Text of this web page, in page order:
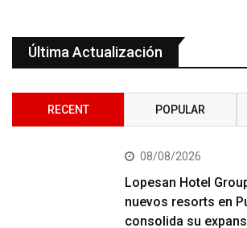
Última Actualización
RECENT POPULAR
08/08/2026
Lopesan Hotel
nuevos resorts en
consolida su